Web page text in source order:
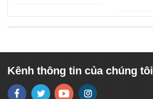
3P100A,
3P150A
Kênh thông tin của chúng tôi